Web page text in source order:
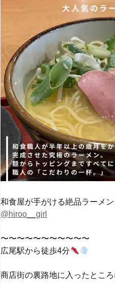
和食屋が手がける絶品ラーメン
@hiroo__girl
〜〜〜〜〜〜〜〜〜〜〜
広尾駅から徒歩4分
商店街の裏路地に入ったとこ